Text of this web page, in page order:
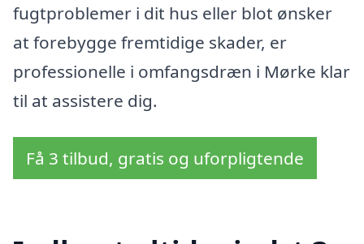
fugtproblemer i dit hus eller blot ønsker
at forebygge fremtidige skader, er
professionelle i omfangsdræn i Mørke klar
til at assistere dig.
Få 3 tilbud, gratis og uforpligtende